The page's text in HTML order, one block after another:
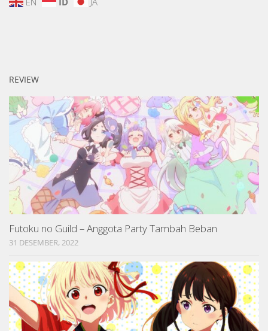
REVIEW
Futoku no Guild – Anggota Party Tambah Beban
31 DESEMBER, 2022